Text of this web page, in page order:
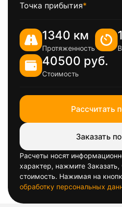
Точка прибытия*
1340 км
Протяженность
40500 руб.
Стоимость
Рассчитать
Заказать
Расчеты носят
характер, нажмите Заказать,
стоимость. Нажимая на
обработку персональных